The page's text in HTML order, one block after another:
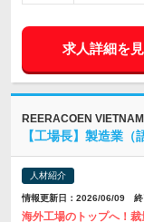
求人詳細を
REERACOEN
【工場長】製造業（
人材紹介
情報更新日：2026/06/09 終
海外工場のトップへ！